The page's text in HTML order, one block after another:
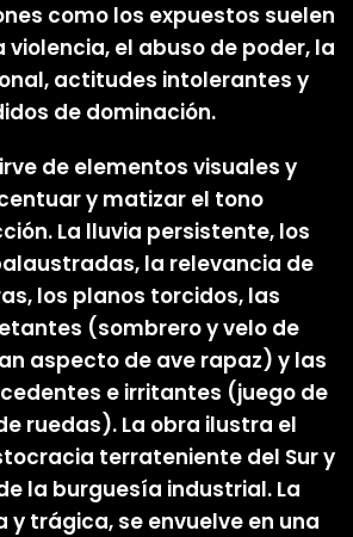
como los expuestos suelen
violencia, el abuso de poder, la
actitudes intolerantes y
de dominación.
de elementos visuales y
y matizar el tono
La lluvia persistente, los
la relevancia de
los planos torcidos, las
(sombrero y velo de
aspecto de ave rapaz) y las
e irritantes (juego de
ruedas). La obra ilustra el
terrateniente del Sur y
la burguesía industrial. La
y trágica, se envuelve en una